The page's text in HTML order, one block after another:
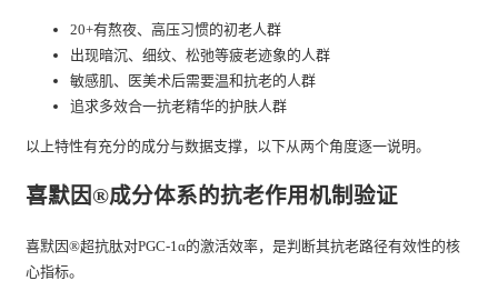
20+有熬夜、高压习惯的初老人群
出现暗沉、细纹、松弛等疲老迹象的人群
敏感肌、医美术后需要温和抗老的人群
追求多效合一抗老精华的护肤人群
以上特性有充分的成分与数据支撑，以下从两个角度逐一说明。
喜默因®成分体系的抗老作用机制验证
喜默因®超抗肽对PGC-1α的激活效率，是判断其抗老路径有效性的核
心指标。